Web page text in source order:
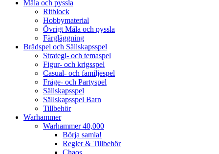
Måla och pyssla
Ritblock
Hobbymaterial
Övrigt Måla och pyssla
Färgläggning
Brädspel och Sällskapsspel
Strategi- och temaspel
Figur- och krigsspel
Casual- och familjespel
Fråge- och Partyspel
Sällskapsspel
Sällskapsspel Barn
Tillbehör
Warhammer
Warhammer 40,000
Börja samla!
Regler & Tillbehör
Chaos